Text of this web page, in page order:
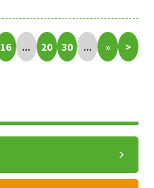
16 ... 20 30 ... » >